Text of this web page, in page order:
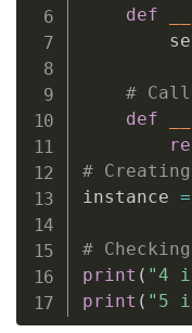
def
#
def
#
instance =
#
print ( "4
print ( "5